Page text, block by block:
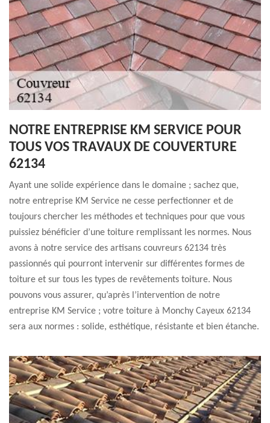
NOTRE ENTREPRISE KM SERVICE POUR
TOUS VOS TRAVAUX DE COUVERTURE
62134
Ayant une solide expérience dans le domaine ; sachez que,
notre entreprise KM Service ne cesse perfectionner et de
toujours chercher les méthodes et techniques pour que vous
puissiez bénéficier d’une toiture remplissant les normes. Nous
avons à notre service des artisans couvreurs 62134 très
passionnés qui pourront intervenir sur différentes formes de
toiture et sur tous les types de revêtements toiture. Nous
pouvons vous assurer, qu’après l’intervention de notre
entreprise KM Service ; votre toiture à Monchy Cayeux 62134
sera aux normes : solide, esthétique, résistante et bien étanche.